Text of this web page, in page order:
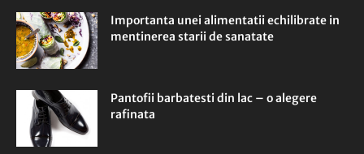
Importanta unei alimentatii echilibrate in
mentinerea starii de sanatate
Pantofii barbatesti din lac – o alegere
rafinata